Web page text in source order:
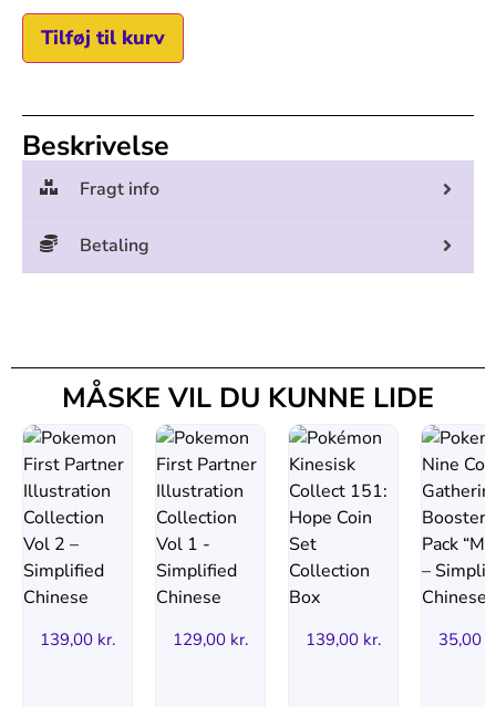
Tilføj til kurv
Beskrivelse
Fragt info
Betaling
MÅSKE VIL DU KUNNE LIDE
139,00 kr. 129,00 kr. 139,00 kr. 35,00